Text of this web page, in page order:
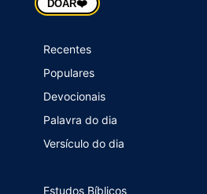
DOAR❤️
Recentes
Populares
Devocionais
Palavra do dia
Versículo do dia
Estudos Bíblicos